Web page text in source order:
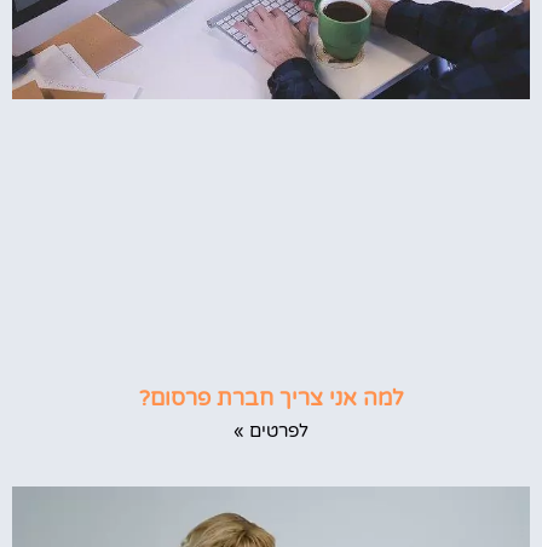
למה אני צריך חברת פרסום?
לפרטים »